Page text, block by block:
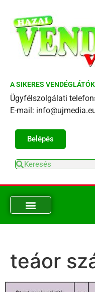
A SIKERES
Ügyfélszolgálati
E-mail:
Belépés
teáor